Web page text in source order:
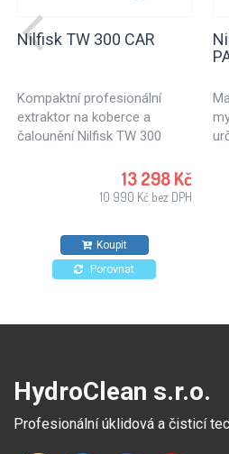
Nilfisk TW 300 CAR
Kompaktní profesionální
extraktor na koberce a
čalounění Nilfisk TW 300
13 298 Kč
10 990 Kč bez DPH
Koupit
Porovnat
HydroClean s.r.o.
Profesionální úklidová a čisticí